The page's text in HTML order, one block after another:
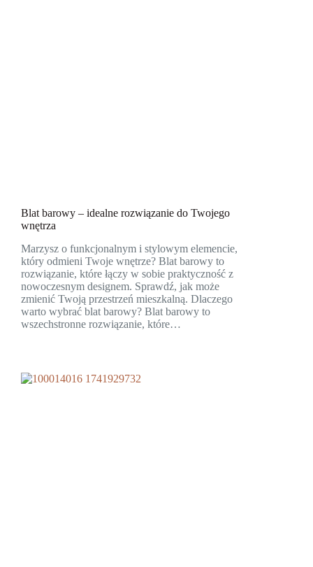
Blat barowy – idealne rozwiązanie do Twojego
wnętrza
Marzysz o funkcjonalnym i stylowym elemencie,
który odmieni Twoje wnętrze? Blat barowy to
rozwiązanie, które łączy w sobie praktyczność z
nowoczesnym designem. Sprawdź, jak może
zmienić Twoją przestrzeń mieszkalną. Dlaczego
warto wybrać blat barowy? Blat barowy to
wszechstronne rozwiązanie, które…